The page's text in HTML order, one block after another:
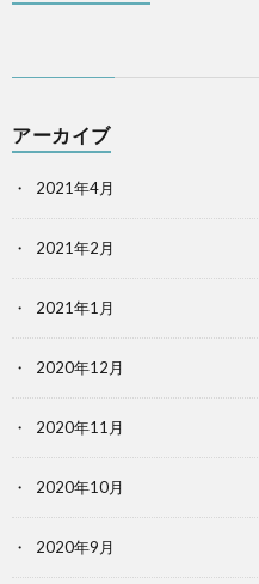
アーカイブ
2021年4月
2021年2月
2021年1月
2020年12月
2020年11月
2020年10月
2020年9月